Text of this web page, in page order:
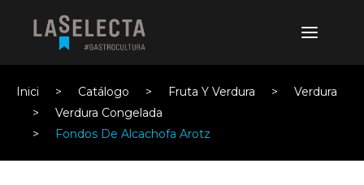
Inici Catálogo Fruta Y Verdura
Verdura
Verdura Congelada
Fondos De Alcachofa Arotz